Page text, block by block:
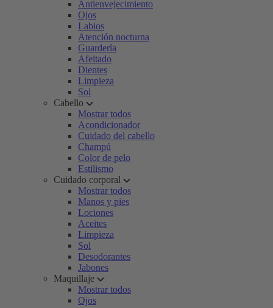
Antienvejecimiento
Ojos
Labios
Atención nocturna
Guardería
Afeitado
Dientes
Limpieza
Sol
Cabello
Mostrar todos
Acondicionador
Cuidado del cabello
Champú
Color de pelo
Estilismo
Cuidado corporal
Mostrar todos
Manos y pies
Lociones
Aceites
Limpieza
Sol
Desodorantes
Jabones
Maquillaje
Mostrar todos
Ojos